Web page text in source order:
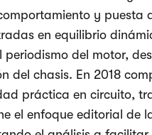
y
en equilibrio
del motor,
del chasis. En 2018
práctica en circuito,
el enfoque editorial de